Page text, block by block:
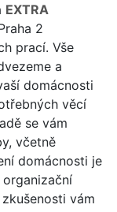
EXTRA
2
prací. Vše
a
domácnosti
věcí
se vám
včetně
domácnosti je
vám